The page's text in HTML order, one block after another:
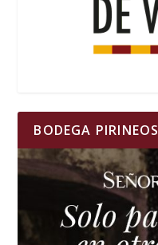
BODEGA PIRINEOS